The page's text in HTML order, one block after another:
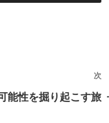
次
次
能性を掘り起こす旅